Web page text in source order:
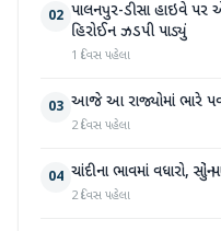
02 પાલનપુર-ડીસા હાઇવે પર
હિરોઈન ઝડપી પાડ્યું
1 દિવસ પહેલા
03 આજે આ રાજ્યોમાં ભારે
2 દિવસ પહેલા
04 ચાંદીના ભાવમાં વધારો,
2 દિવસ પહેલા